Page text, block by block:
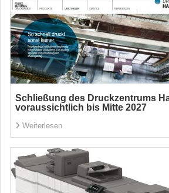
Schließung des Druckzentrums
voraussichtlich bis Mitte 2027
Weiterlesen